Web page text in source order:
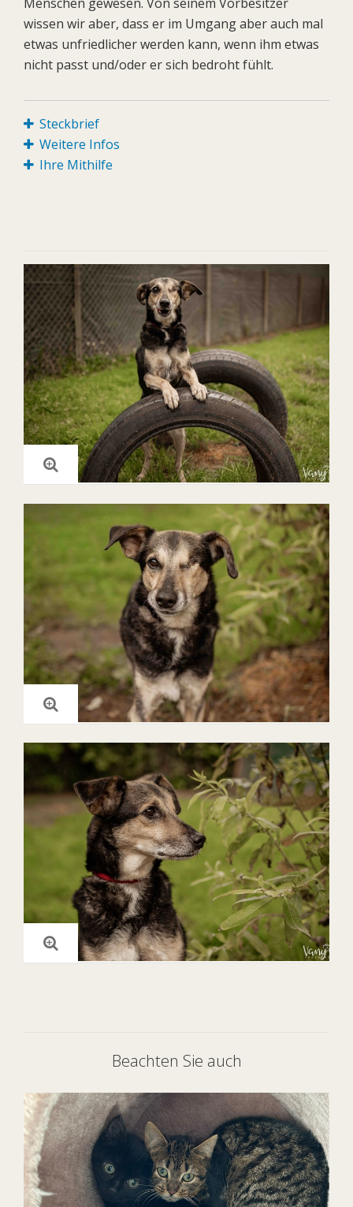
wissen wir aber, dass er im Umgang aber auch mal
etwas unfriedlicher werden kann, wenn ihm etwas
nicht passt und/oder er sich bedroht fühlt.
Steckbrief
Weitere Infos
Ihre Mithilfe
Beachten Sie auch